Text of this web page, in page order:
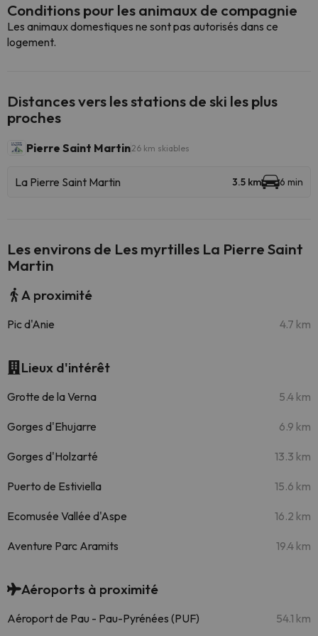
Conditions pour les animaux de compagnie
Les animaux domestiques ne sont pas autorisés dans ce
logement.
Distances vers les stations de ski les plus
proches
Pierre Saint Martin26 km skiables
La Pierre Saint Martin 3.5 km 6 min
Les environs de Les myrtilles La Pierre Saint
Martin
A proximité
Pic d'Anie 4.7 km
Lieux d'intérêt
Grotte de la Verna 5.4 km
Gorges d'Ehujarre 6.9 km
Gorges d'Holzarté 13.3 km
Puerto de Estiviella 15.6 km
Ecomusée Vallée d'Aspe 16.2 km
Aventure Parc Aramits 19.4 km
Aéroports à proximité
Aéroport de Pau - Pau-Pyrénées (PUF) 54.1 km